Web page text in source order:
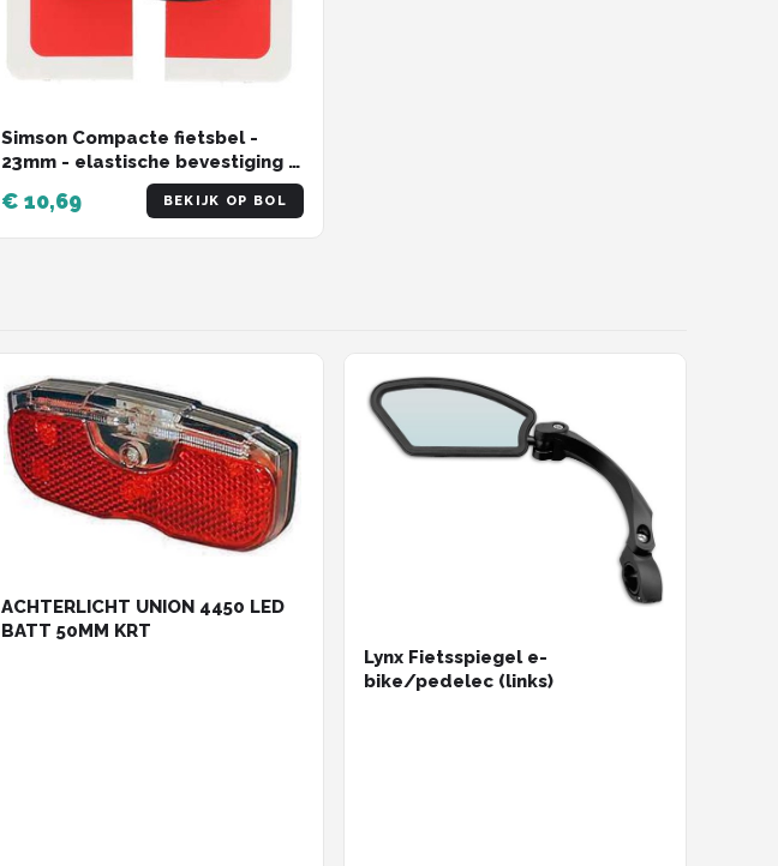
Simson Compacte fietsbel -
23mm - elastische bevestiging -
zwart - veelzijdige montage
€ 10,69 BEKIJK OP BOL
ACHTERLICHT UNION 4450 LED
BATT 50MM KRT
Lynx Fietsspiegel e-
bike/pedelec (links)